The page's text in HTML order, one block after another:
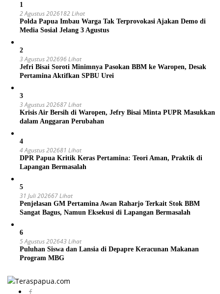
1
2 Agustus 2026182 Lihat
Polda Papua Imbau Warga Tak Terprovokasi Ajakan Demo di
Media Sosial Jelang 3 Agustus
2
3 Agustus 202696 Lihat
Jefri Bisai Soroti Minimnya Pasokan BBM ke Waropen, Desak
Pertamina Aktifkan SPBU Urei
3
3 Agustus 202687 Lihat
Krisis Air Bersih di Waropen, Jefry Bisai Minta PUPR Masukkan
dalam Anggaran Perubahan
4
4 Agustus 202681 Lihat
DPR Papua Kritik Keras Pertamina: Teori Aman, Praktik di
Lapangan Bermasalah
5
31 Juli 202667 Lihat
Penjelasan GM Pertamina Awan Raharjo Terkait Stok BBM
Sangat Bagus, Namun Eksekusi di Lapangan Bermasalah
6
5 Agustus 202643 Lihat
Puluhan Siswa dan Lansia di Depapre Keracunan Makanan
Program MBG